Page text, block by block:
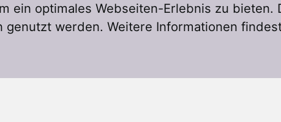
ein optimales Webseiten-Erlebnis zu bieten.
genutzt werden. Weitere Informationen